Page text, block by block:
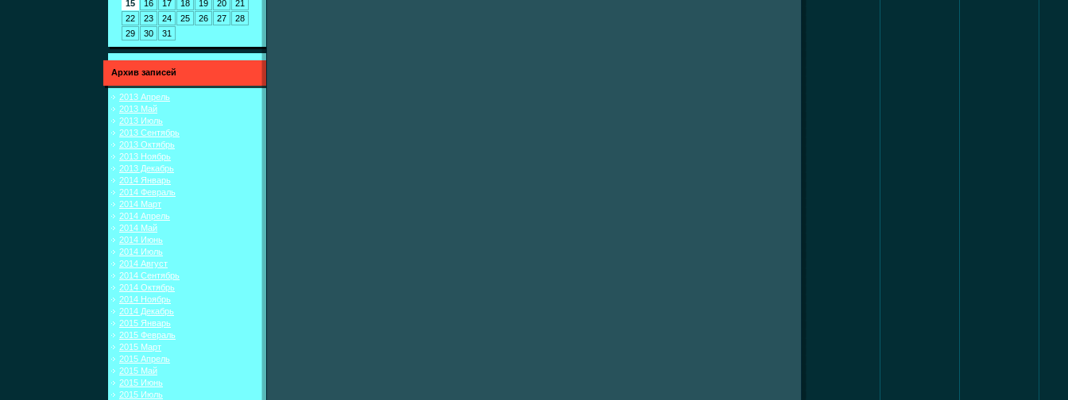
15
16 17 18 19 20
21
22
23 24 25 26 27
28
29
30 31
Архив записей
2013 Апрель
2013 Май
2013 Июль
2013 Сентябрь
2013 Октябрь
2013 Ноябрь
2013 Декабрь
2014 Январь
2014 Февраль
2014 Март
2014 Апрель
2014 Май
2014 Июнь
2014 Июль
2014 Август
2014 Сентябрь
2014 Октябрь
2014 Ноябрь
2014 Декабрь
2015 Январь
2015 Февраль
2015 Март
2015 Апрель
2015 Май
2015 Июнь
2015 Июль